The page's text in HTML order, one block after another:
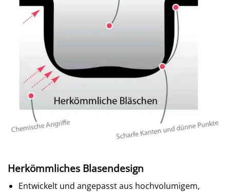
Herkömmliches Blasendesign
Entwickelt und angepasst aus hochvolumigem,